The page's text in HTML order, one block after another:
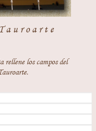
rellene los campos del